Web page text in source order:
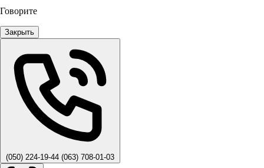
Говорите
Закрыть
(050) 224-19-44 (063) 708-01-03